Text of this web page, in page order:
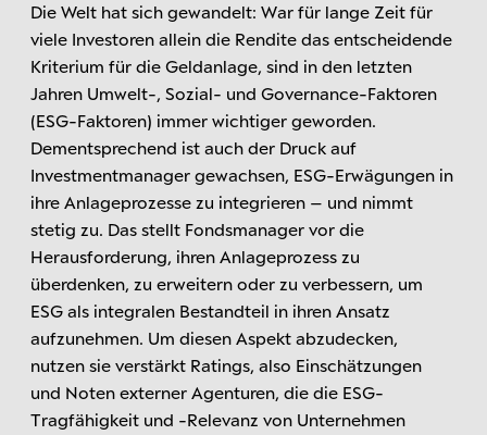
Die Welt hat sich gewandelt: War für lange Zeit für
viele Investoren allein die Rendite das entscheidende
Kriterium für die Geldanlage, sind in den letzten
Jahren Umwelt-, Sozial- und Governance-Faktoren
(ESG-Faktoren) immer wichtiger geworden.
Dementsprechend ist auch der Druck auf
Investmentmanager gewachsen, ESG-Erwägungen in
ihre Anlageprozesse zu integrieren – und nimmt
stetig zu. Das stellt Fondsmanager vor die
Herausforderung, ihren Anlageprozess zu
überdenken, zu erweitern oder zu verbessern, um
ESG als integralen Bestandteil in ihren Ansatz
aufzunehmen. Um diesen Aspekt abzudecken,
nutzen sie verstärkt Ratings, also Einschätzungen
und Noten externer Agenturen, die die ESG-
Tragfähigkeit und -Relevanz von Unternehmen